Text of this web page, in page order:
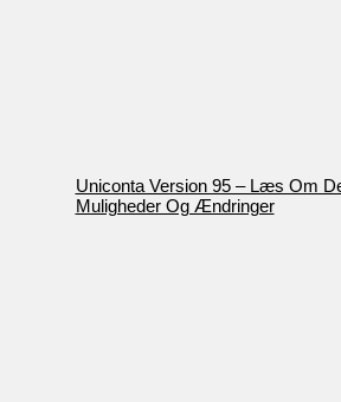
Uniconta Version 95 – Læs Om
Muligheder Og Ændringer